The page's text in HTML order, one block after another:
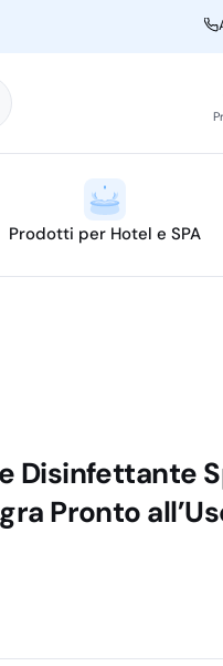
Prodotti per Hotel e SPA
Disinfettante
Pronto